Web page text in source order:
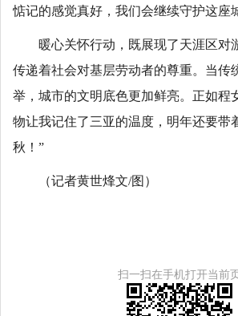
惦记的感觉真好，我们会继续守护这座
暖心关怀行动，既展现了天涯区对
传递着社会对基层劳动者的尊重。当传
举，城市的文明底色更加鲜亮。正如程
物让我记住了三亚的温度，明年还要带
秋！”
（记者黄世烽文/图）
扫一扫在手机打开当前